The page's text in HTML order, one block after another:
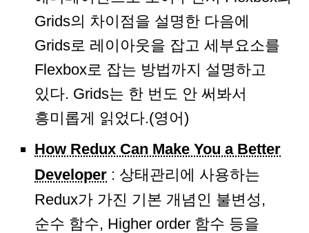
Grids의 차이점을 설명한 다음에
Grids로 레이아웃을 잡고 세부요소를
Flexbox로 잡는 방법까지 설명하고
있다. Grids는 한 번도 안 써봐서
흥미롭게 읽었다.(영어)
How Redux Can Make You a Better
Developer : 상태관리에 사용하는
Redux가 가진 기본 개념인 불변성,
순수 함수, Higher order 함수 등을